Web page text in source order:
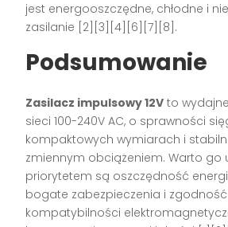
jest energooszczędne, chłodne i
zasilanie [2][3][4][6][7][8].
Podsumowanie
Zasilacz impulsowy 12V to
sieci 100-240V AC, o sprawności
kompaktowych wymiarach i
zmiennym obciążeniem. Warto go
priorytetem są oszczędność
bogate zabezpieczenia i
kompatybilności